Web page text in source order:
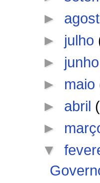
►
► julho
► junho
► maio
► abril
►
▼